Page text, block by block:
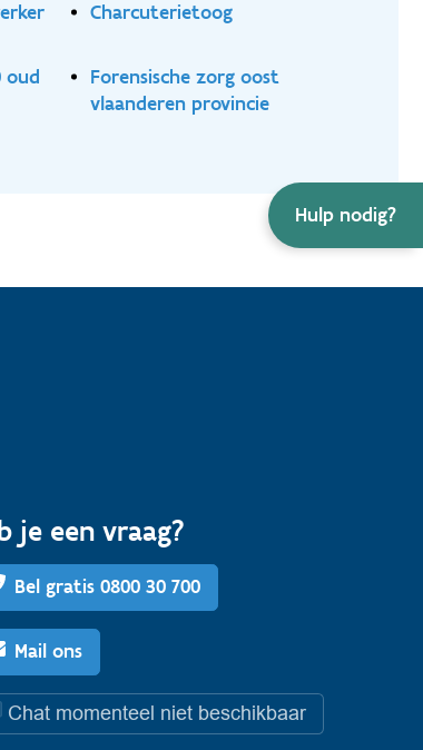
Hulp nodig?
Charcuterietoog
oud
Forensische zorg oost
vlaanderen provincie
je een vraag?
Bel gratis 0800 30 700
Mail ons
Chat momenteel niet beschikbaar